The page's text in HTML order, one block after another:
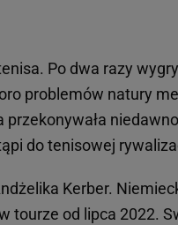
Po dwa razy
problemów natury
przekonywała
do tenisowej
Kerber.
tourze od lipca 2022.